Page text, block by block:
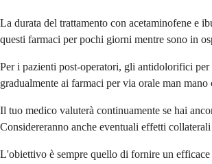
La durata del trattamento con acetaminofene e
questi farmaci per pochi giorni mentre sono in
Per i pazienti post-operatori, gli antidolorifici
gradualmente ai farmaci per via orale man
Il tuo medico valuterà continuamente se hai
Considereranno anche eventuali effetti
L'obiettivo è sempre quello di fornire un